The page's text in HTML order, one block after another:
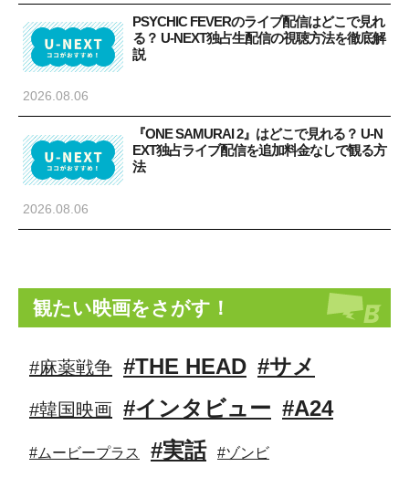
PSYCHIC FEVERのライブ配信はどこで見れ
る？ U-NEXT独占生配信の視聴方法を徹底解
説
2026.08.06
『ONE SAMURAI 2』はどこで見れる？ U-N
EXT独占ライブ配信を追加料金なしで観る方
法
2026.08.06
観たい映画をさがす！
#麻薬戦争 #THE HEAD #サメ
#韓国映画 #インタビュー #A24
#ムービープラス #実話 #ゾンビ